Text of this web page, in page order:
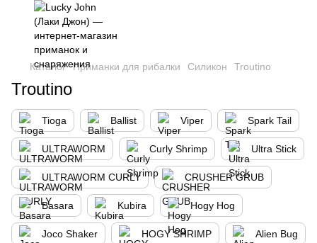
Каталог Приманки для рибалки Силикон Troutino
Troutino
Tioga Ballist Viper Spark Tail
ULTRAWORM Curly Shrimp Ultra Stick
ULTRAWORM CURLY CRUSHER GRUB
Basara Kubira Hogy Hog
Joco Shaker HOGY SHRIMP Alien Bug